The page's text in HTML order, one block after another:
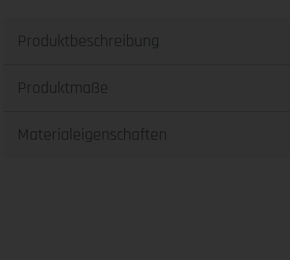
Produktbeschreibung
Produktmaße
Materialeigenschaften